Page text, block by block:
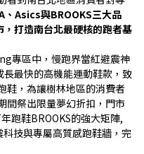
、Asics與BROOKS三大品
打造南台北最硬核的跑者基
專區中，慢跑界當紅避震神
最快的高機能運動鞋款，致
鞋，為讓樹林地區的消費者
間祭出限量夢幻折扣，門市
跑鞋BROOKS的強大矩陣,
技與專屬高質感跑鞋牆，完